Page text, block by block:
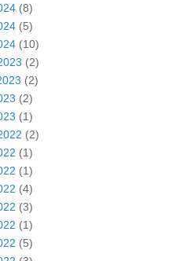
(8)
(5)
(10)
(2)
(2)
(2)
(1)
(2)
(1)
(1)
(4)
(3)
(1)
(5)